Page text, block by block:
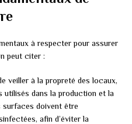
à respecter pour assurer
peut citer :
veiller à la propreté des locaux,
utilisés dans la production et la
surfaces doivent être
afin d’éviter la